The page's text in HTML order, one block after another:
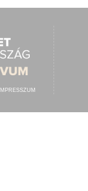
IMPRESSZUM